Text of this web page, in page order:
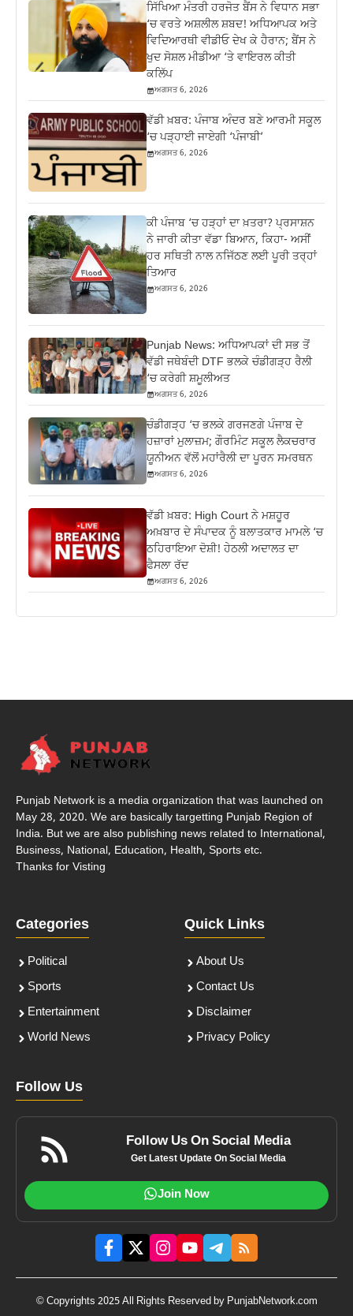
ਸਿੱਖਿਆ ਮੰਤਰੀ ਹਰਜੋਤ ਬੈਂਸ ਨੇ ਵਿਧਾਨ ਸਭਾ
‘ਚ ਵਰਤੇ ਅਸ਼ਲੀਲ ਸ਼ਬਦ! ਅਧਿਆਪਕ ਅਤੇ
ਵਿਦਿਆਰਥੀ ਵੀਡੀਓ ਦੇਖ ਕੇ ਹੈਰਾਨ; ਬੈਂਸ ਨੇ
ਖੁਦ ਸੋਸ਼ਲ ਮੀਡੀਆ ‘ਤੇ ਵਾਇਰਲ ਕੀਤੀ
ਕਲਿੱਪ
ਅਗਸਤ 6, 2026
ਵੱਡੀ ਖ਼ਬਰ: ਪੰਜਾਬ ਅੰਦਰ ਬਣੇ ਆਰਮੀ ਸਕੂਲ
‘ਚ ਪੜ੍ਹਾਈ ਜਾਏਗੀ ‘ਪੰਜਾਬੀ’
ਅਗਸਤ 6, 2026
ਕੀ ਪੰਜਾਬ ‘ਚ ਹੜ੍ਹਾਂ ਦਾ ਖ਼ਤਰਾ? ਪ੍ਰਸਾਸ਼ਨ
ਨੇ ਜਾਰੀ ਕੀਤਾ ਵੱਡਾ ਬਿਆਨ, ਕਿਹਾ- ਅਸੀਂ
ਹਰ ਸਥਿਤੀ ਨਾਲ ਨਜਿੱਠਣ ਲਈ ਪੂਰੀ ਤਰ੍ਹਾਂ
ਤਿਆਰ
ਅਗਸਤ 6, 2026
Punjab News: ਅਧਿਆਪਕਾਂ ਦੀ ਸਭ ਤੋਂ
ਵੱਡੀ ਜਥੇਬੰਦੀ DTF ਭਲਕੇ ਚੰਡੀਗੜ੍ਹ ਰੈਲੀ
‘ਚ ਕਰੇਗੀ ਸ਼ਮੂਲੀਅਤ
ਅਗਸਤ 6, 2026
ਚੰਡੀਗੜ੍ਹ ‘ਚ ਭਲਕੇ ਗਰਜਣਗੇ ਪੰਜਾਬ ਦੇ
ਹਜ਼ਾਰਾਂ ਮੁਲਾਜ਼ਮ; ਗੌਰਮਿੰਟ ਸਕੂਲ ਲੈਕਚਰਾਰ
ਯੂਨੀਅਨ ਵੱਲੋਂ ਮਹਾਂਰੈਲੀ ਦਾ ਪੂਰਨ ਸਮਰਥਨ
ਅਗਸਤ 6, 2026
ਵੱਡੀ ਖ਼ਬਰ: High Court ਨੇ ਮਸ਼ਹੂਰ
ਅਖ਼ਬਾਰ ਦੇ ਸੰਪਾਦਕ ਨੂੰ ਬਲਾਤਕਾਰ ਮਾਮਲੇ ‘ਚ
ਠਹਿਰਾਇਆ ਦੋਸ਼ੀ! ਹੇਠਲੀ ਅਦਾਲਤ ਦਾ
ਫੈਸਲਾ ਰੱਦ
ਅਗਸਤ 6, 2026
Punjab Network is a media organization that was launched on
May 28, 2020. We are basically targetting Punjab Region of
India. But we are also publishing news related to International,
Business, National, Education, Health, Sports etc.
Thanks for Visting
Categories
Political
Sports
Entertainment
World News
Quick Links
About Us
Contact Us
Disclaimer
Privacy Policy
Follow Us
Follow Us On Social Media
Get Latest Update On Social Media
Join Now
© Copyrights 2025 All Rights Reserved by PunjabNetwork.com